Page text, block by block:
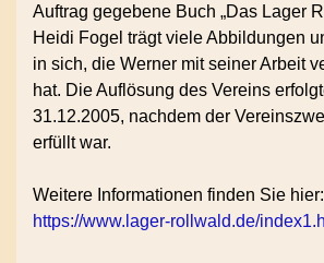
Auftrag gegebene Buch „Das Lager
Heidi Fogel trägt viele Abbildungen
in sich, die Werner mit seiner Arbeit
hat. Die Auflösung des Vereins
31.12.2005, nachdem der
erfüllt war.
Weitere Informationen finden Sie hier:
https://www.lager-rollwald.de/